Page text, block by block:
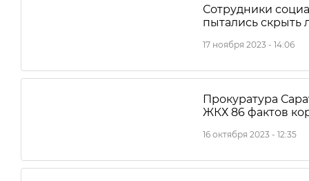
Сотрудники
пытались скрыть
17 ноября 2023 - 14:06
Прокуратура
ЖКХ 86 фактов
16 октября 2023 - 12:35